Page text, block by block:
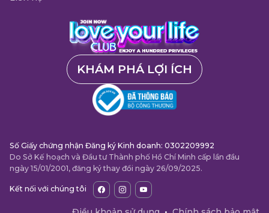
KHÁM PHÁ LỢI ÍCH
Số Giấy chứng nhận Đăng ký Kinh doanh: 0302209992
Do Sở Kế hoạch và Đầu tư Thành phố Hồ Chí Minh cấp lần đầu
ngày 15/01/2001, đăng ký thay đổi ngày 26/09/2025.
Kết nối với chúng tôi